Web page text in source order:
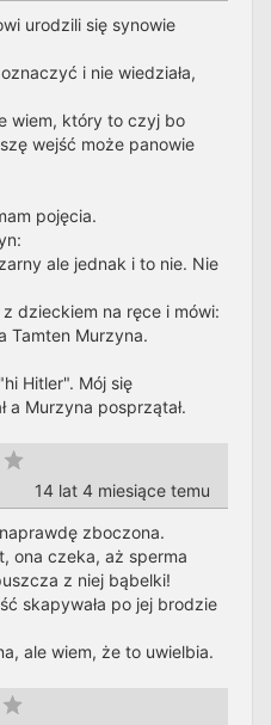
urodzili się synowie
i nie wiedziała,
wiem, który to czyj bo
wejść może panowie
pojęcia.
ale jednak i to nie. Nie
dzieckiem na ręce i mówi:
Tamten Murzyna.
Hitler". Mój się
a Murzyna posprzątał.
14 lat 4 miesiące temu
zboczona.
ona czeka, aż sperma
z niej bąbelki!
skapywała po jej brodzie
ale wiem, że to uwielbia.